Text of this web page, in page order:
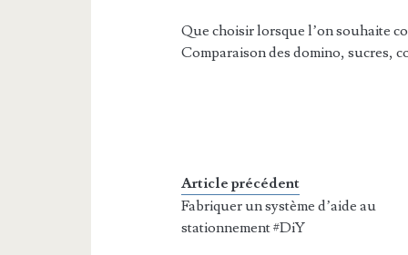
Que choisir lorsque l’on souhaite
Comparaison des domino, sucres,
Article précédent
Fabriquer un système d’aide au
stationnement #DiY